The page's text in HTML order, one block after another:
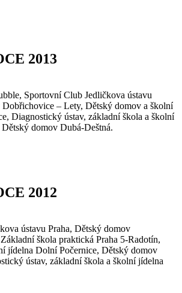
2013
Sportovní Club Jedličkova ústavu
Dobřichovice – Lety, Dětský domov a školní
Diagnostický ústav, základní škola a školní
domov Dubá-Deštná.
2012
ústavu Praha, Dětský domov
škola praktická Praha 5-Radotín,
jídelna Dolní Počernice, Dětský domov
ústav, základní škola a školní jídelna